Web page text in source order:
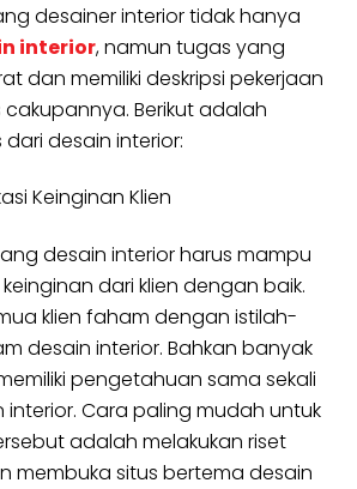
desainer interior tidak hanya
interior, namun tugas yang
dan memiliki deskripsi pekerjaan
Berikut adalah
desain interior:
Keinginan Klien
desain interior harus mampu
dari klien dengan baik.
klien faham dengan istilah-
desain interior. Bahkan banyak
pengetahuan sama sekali
Cara paling mudah untuk
adalah melakukan riset
membuka situs bertema desain